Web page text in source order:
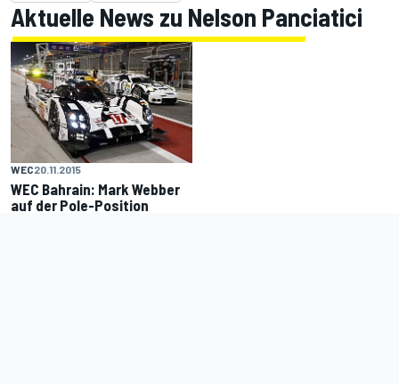
Aktuelle News zu Nelson Panciatici
WEC20.11.2015
WEC Bahrain: Mark Webber
auf der Pole-Position